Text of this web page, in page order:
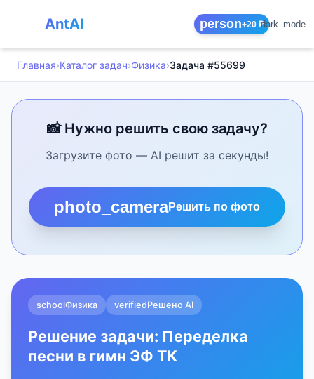
AntAI person+20 ₽dark_mode
Главная›Каталог задач›Физика›Задача #55699
📸 Нужно решить свою задачу?
Загрузите фото — AI решит за секунды!
photo_cameraРешить по фото
schoolФизика verifiedРешено AI
Решение задачи: Переделка
песни в гимн ЭФ ТК